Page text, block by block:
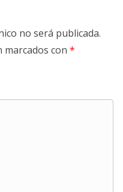
no será publicada.
con *